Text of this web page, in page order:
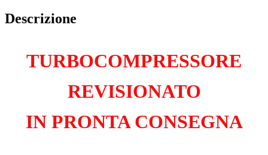
M47N204D4
quantità
Descrizione
TURBOCOMPRESSORE
REVISIONATO
IN PRONTA CONSEGNA